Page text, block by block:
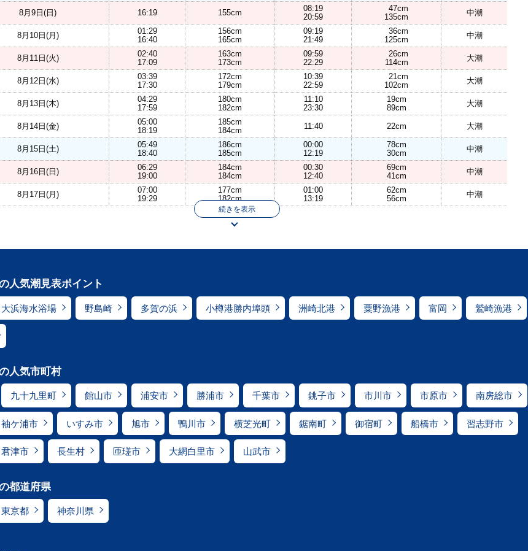
8月9日(日) 16:19 155cm
08:19
20:59
47cm
135cm
中潮
8月10日(月)
01:29
16:40
156cm
165cm
09:19
21:49
36cm
125cm
中潮
8月11日(火)
02:40
17:09
163cm
173cm
09:59
22:29
26cm
114cm
大潮
8月12日(水)
03:39
17:30
172cm
179cm
10:39
22:59
21cm
102cm
大潮
8月13日(木)
04:29
17:59
180cm
182cm
11:10
23:30
19cm
89cm
大潮
8月14日(金)
05:00
18:19
185cm
184cm
11:40 22cm 大潮
8月15日(土)
05:49
18:40
186cm
185cm
00:00
12:19
78cm
30cm
中潮
8月16日(日)
06:29
19:00
184cm
184cm
00:30
12:40
69cm
41cm
中潮
8月17日(月)
07:00
19:29
177cm
182cm
01:00
13:19
62cm
56cm
中潮
続きを表示
人気潮見表ポイント
大浜海水浴場 野島崎 多賀の浜 小樽港勝内埠頭 洲崎北港 粟野漁港 富岡 鷲崎漁港
人気市町村
九十九里町 館山市 浦安市 勝浦市 千葉市 銚子市 市川市 市原市 南房総市
袖ケ浦市 いすみ市 旭市 鴨川市 横芝光町 鋸南町 御宿町 船橋市 習志野市
君津市 長生村 匝瑳市 大網白里市 山武市
都道府県
東京都 神奈川県